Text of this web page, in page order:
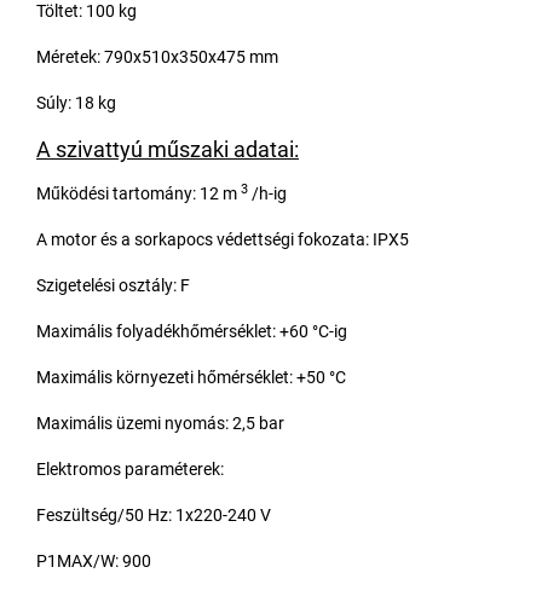
Töltet: 100 kg
Méretek: 790x510x350x475 mm
Súly: 18 kg
A szivattyú műszaki adatai:
Működési tartomány: 12 m 3 /h-ig
A motor és a sorkapocs védettségi fokozata: IPX5
Szigetelési osztály: F
Maximális folyadékhőmérséklet: +60 °C-ig
Maximális környezeti hőmérséklet: +50 °C
Maximális üzemi nyomás: 2,5 bar
Elektromos paraméterek:
Feszültség/50 Hz: 1x220-240 V
P1MAX/W: 900